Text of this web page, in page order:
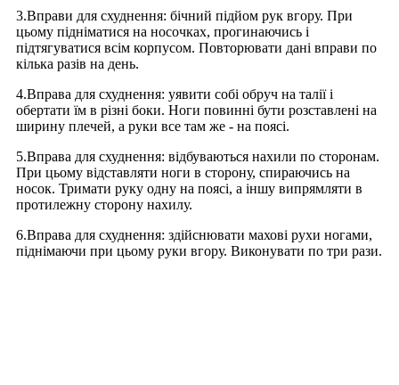
3.Вправи для схуднення: бічний підйом рук вгору. При
цьому підніматися на носочках, прогинаючись і
підтягуватися всім корпусом. Повторювати дані вправи по
кілька разів на день.
4.Вправа для схуднення: уявити собі обруч на талії і
обертати їм в різні боки. Ноги повинні бути розставлені на
ширину плечей, а руки все там же - на поясі.
5.Вправа для схуднення: відбуваються нахили по сторонам.
При цьому відставляти ноги в сторону, спираючись на
носок. Тримати руку одну на поясі, а іншу випрямляти в
протилежну сторону нахилу.
6.Вправа для схуднення: здійснювати махові рухи ногами,
піднімаючи при цьому руки вгору. Виконувати по три рази.